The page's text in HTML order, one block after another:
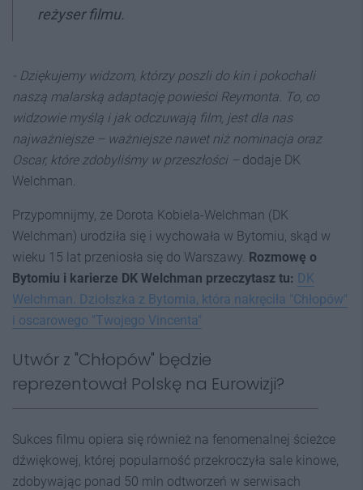
reżyser filmu.
- Dziękujemy widzom, którzy poszli do kin i pokochali
naszą malarską adaptację powieści Reymonta. To, co
widzowie myślą i jak odczuwają film, jest dla nas
najważniejsze – ważniejsze nawet niż nominacja oraz
Oscar, które zdobyliśmy w przeszłości – dodaje DK
Welchman.
Przypomnijmy, że Dorota Kobiela-Welchman (DK
Welchman) urodziła się i wychowała w Bytomiu, skąd w
wieku 15 lat przeniosła się do Warszawy. Rozmowę o
Bytomiu i karierze DK Welchman przeczytasz tu: DK
Welchman. Dziołszka z Bytomia, która nakręciła "Chłopów"
i oscarowego "Twojego Vincenta"
Utwór z "Chłopów" będzie
reprezentował Polskę na Eurowizji?
Sukces filmu opiera się również na fenomenalnej ścieżce
dźwiękowej, której popularność przekroczyła sale kinowe,
zdobywając ponad 50 mln odtworzeń w serwisach